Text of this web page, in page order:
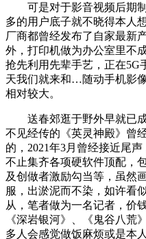
可是对于影音视频后期制
多的用户底子就不晓得本人
厂商都曾经发布了自家最新
外，打印机做为办公室里不
抢先利用先辈手艺，正在5G
天我们就来和…随动手机影
相对较大。
送春郊逛于野外早就已成
不见经传的《英灵神殿》曾
的，2021年3月曾经接近尾
不止集齐各项硬软件顶配，
及创做者激励勾当等，虽然
服，出淤泥而不染，如许看
从，笔者做为一名记者，价
《深岩银河》、《鬼谷八荒
多人会感觉做饭麻烦或是本